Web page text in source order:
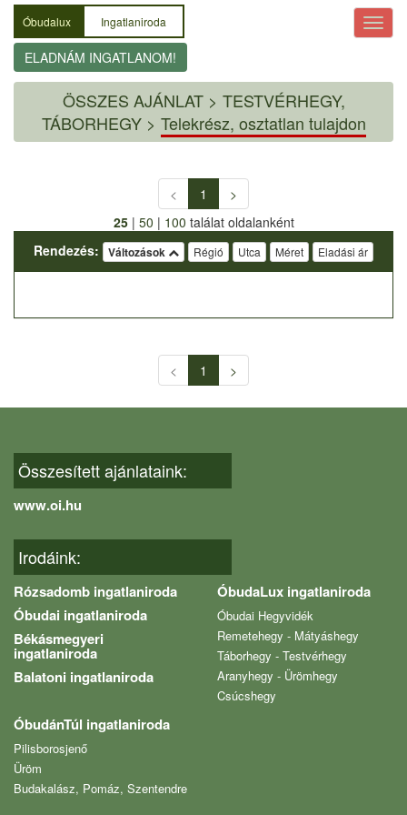
Óbudalux Ingatlaniroda
ELADNÁM INGATLANOM!
ÖSSZES AJÁNLAT> TESTVÉRHEGY,
TÁBORHEGY > Telekrész, osztatlan tulajdon
< 1
>
25| 50 | 100 találat oldalanként
Rendezés:
Változások Régió Utca Méret Eladási ár
< 1 >
Összesített ajánlataink:
www.oi.hu
Irodáink:
Rózsadomb ingatlaniroda
Óbudai ingatlaniroda
Békásmegyeri
ingatlaniroda
Balatoni ingatlaniroda
ÓbudaLux ingatlaniroda
Óbudai Hegyvidék
Remetehegy - Mátyáshegy
Táborhegy - Testvérhegy
Aranyhegy - Ürömhegy
Csúcshegy
ÓbudánTúl ingatlaniroda
Pilisborosjenő
Üröm
Budakalász, Pomáz, Szentendre